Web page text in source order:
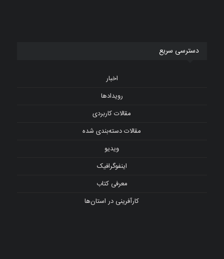
دسترسی سریع
اخبار
رویدادها
مقالات کاربردی
مقالات دسته‌بندی شده
ویدیو
اینفوگرافیک
معرفی کتاب
کارآفرینی در استان‌ها